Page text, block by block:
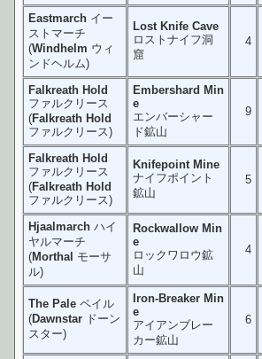
Eastmarchイー
ストマーチ
(Windhelm ウィ
ンドヘルム)
Lost Knife Cave
ロストナイフ洞
窟
4
Falkreath Hold
ファルクリース
(Falkreath Hold
ファルクリース)
Embershard Min
e
エンバーシャー
ド鉱山
9
Falkreath Hold
ファルクリース
(Falkreath Hold
ファルクリース)
Knifepoint Mine
ナイフポイント
鉱山
5
Hjaalmarchハイ
ヤルマーチ
(Morthal モーサ
ル)
Rockwallow Min
e
ロックワロウ鉱
山
4
The Paleペイル
(Dawnstarドーン
スター)
Iron-Breaker Min
e
アイアンブレー
カー鉱山
6